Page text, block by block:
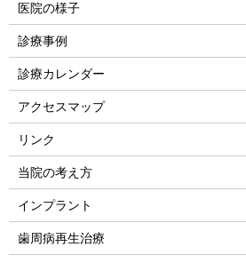
医院の様子
診療事例
診療カレンダー
アクセスマップ
リンク
当院の考え方
インプラント
歯周病再生治療